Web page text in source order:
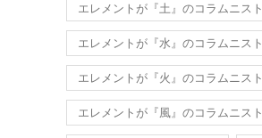
エレメントが『土』のコラムニスト
エレメントが『水』のコラムニスト
エレメントが『火』のコラムニスト
エレメントが『風』のコラムニスト